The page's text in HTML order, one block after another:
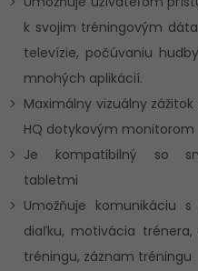
k svojim tréningovým
televízie, počúvaniu
mnohých aplikácií.
Maximálny vizuálny zážitok
HQ dotykovým monitorom
Je kompatibilný so
tabletmi
Umožňuje komunikáciu
diaľku, motivácia trénera,
tréningu, záznam tréningu